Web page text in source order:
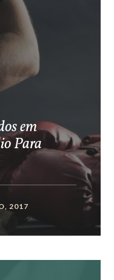
em
Para
2017